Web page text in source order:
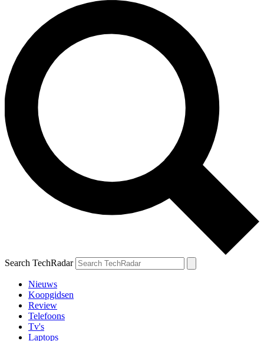
Search TechRadar
Nieuws
Koopgidsen
Review
Telefoons
Tv's
Laptops